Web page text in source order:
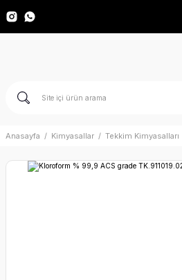
Anasayfa Kimyasallar Tekkim Kimyasalları